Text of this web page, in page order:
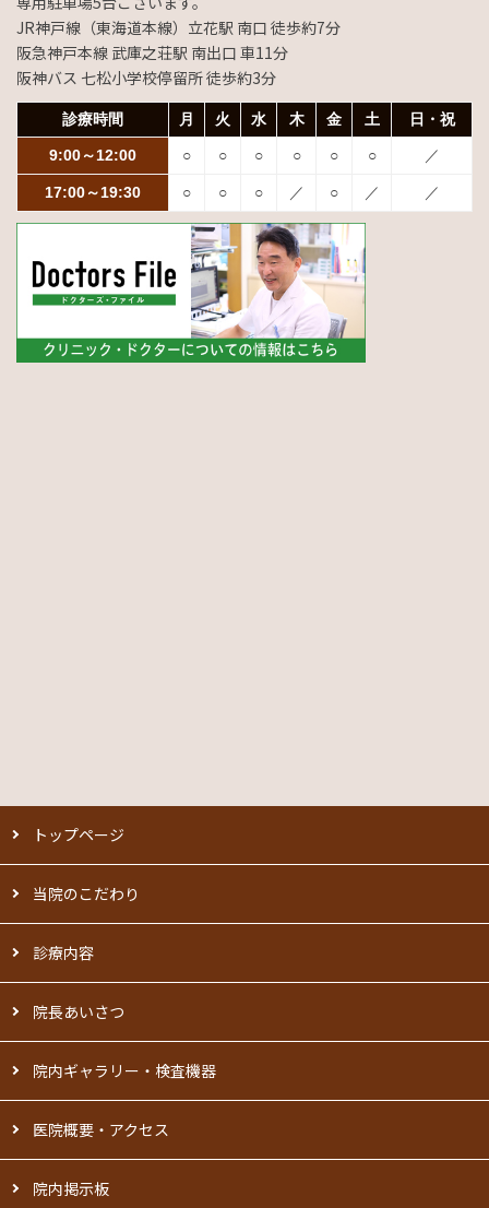
JR神戸線（東海道本線）立花駅 南口 徒歩約7分
阪急神戸本線 武庫之荘駅 南出口 車11分
阪神バス 七松小学校停留所 徒歩約3分
診療時間 月 火 水 木 金 土 日・祝
9:00～12:00 ○ ○ ○ ○ ○ ○ ／
17:00～19:30 ○ ○ ○ ／ ○ ／ ／
トップページ
当院のこだわり
診療内容
院長あいさつ
院内ギャラリー・検査機器
医院概要・アクセス
院内掲示板